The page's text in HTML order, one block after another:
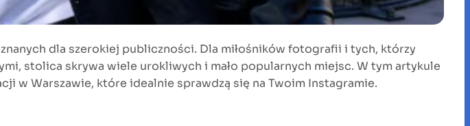
dla szerokiej publiczności. Dla miłośników fotografii i tych, którzy
stolica skrywa wiele urokliwych i mało popularnych miejsc. W tym artykule
w Warszawie, które idealnie sprawdzą się na Twoim Instagramie.